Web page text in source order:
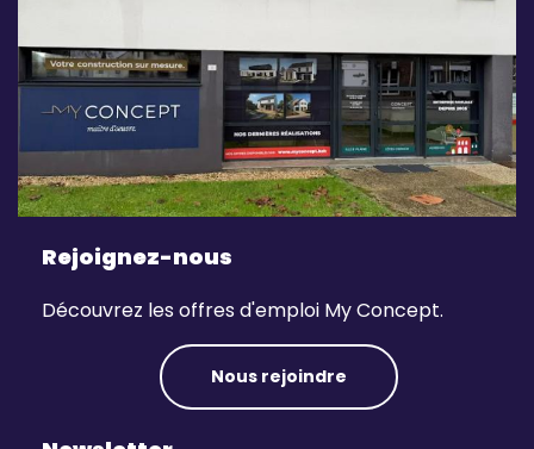
Rejoignez-nous
Découvrez les offres d'emploi My Concept.
Nous rejoindre